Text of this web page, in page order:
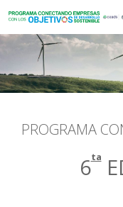
PROGRAMA
6ta